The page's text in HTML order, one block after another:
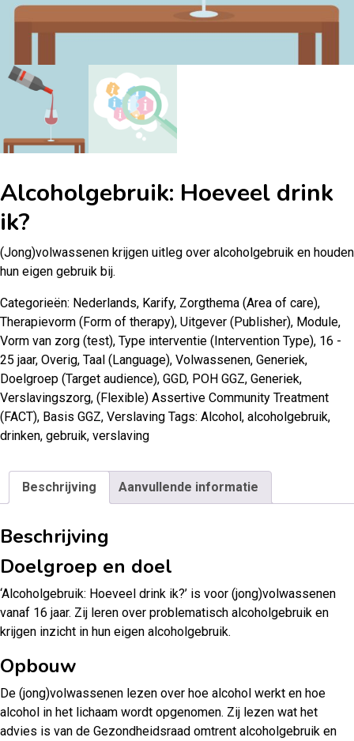
Alcoholgebruik: Hoeveel drink
ik?
(Jong)volwassenen krijgen uitleg over alcoholgebruik en houden
hun eigen gebruik bij.
Categorieën: Nederlands, Karify, Zorgthema (Area of care),
Therapievorm (Form of therapy), Uitgever (Publisher), Module,
Vorm van zorg (test), Type interventie (Intervention Type), 16 -
25 jaar, Overig, Taal (Language), Volwassenen, Generiek,
Doelgroep (Target audience), GGD, POH GGZ, Generiek,
Verslavingszorg, (Flexible) Assertive Community Treatment
(FACT), Basis GGZ, Verslaving Tags: Alcohol, alcoholgebruik,
drinken, gebruik, verslaving
Beschrijving Aanvullende informatie
Beschrijving
Doelgroep en doel
‘Alcoholgebruik: Hoeveel drink ik?’ is voor (jong)volwassenen
vanaf 16 jaar. Zij leren over problematisch alcoholgebruik en
krijgen inzicht in hun eigen alcoholgebruik.
Opbouw
De (jong)volwassenen lezen over hoe alcohol werkt en hoe
alcohol in het lichaam wordt opgenomen. Zij lezen wat het
advies is van de Gezondheidsraad omtrent alcoholgebruik en